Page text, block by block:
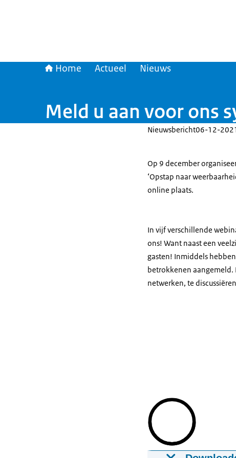
Home Actueel Nieuws
Meld u aan voor ons
Nieuwsbericht06-12-
Op 9 december
‘Opstap naar
online plaats.
In vijf verschillende
ons! Want naast een
gasten! Inmiddels
betrokkenen aangemeld.
netwerken, te